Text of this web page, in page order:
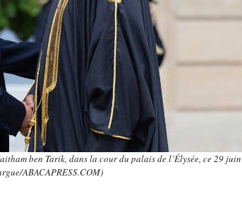
ben Tarik, dans la cour du palais de l’Élysée, ce 29 juin
ABACAPRESS.COM)